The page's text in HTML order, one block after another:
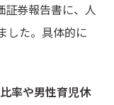
証券報告書に、人
した。具体的に
率や男性育児休